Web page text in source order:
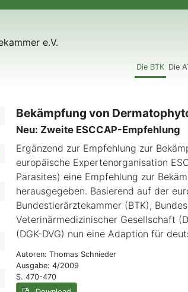
Die BTK Die
Bekämpfung von
Neu: Zweite ESCCAP-Empfehlung
Ergänzend zur Empfehlung zur
europäische Expertenorganisation
Parasites) eine Empfehlung zur
herausgegeben. Basierend auf der
Bundestierärztekammer (BTK),
Veterinärmedizinischer Gesellschaft
(DGK-DVG) nun eine Adaption für
Autoren: Thomas Schnieder
Ausgabe: 4/2009
S. 470-470